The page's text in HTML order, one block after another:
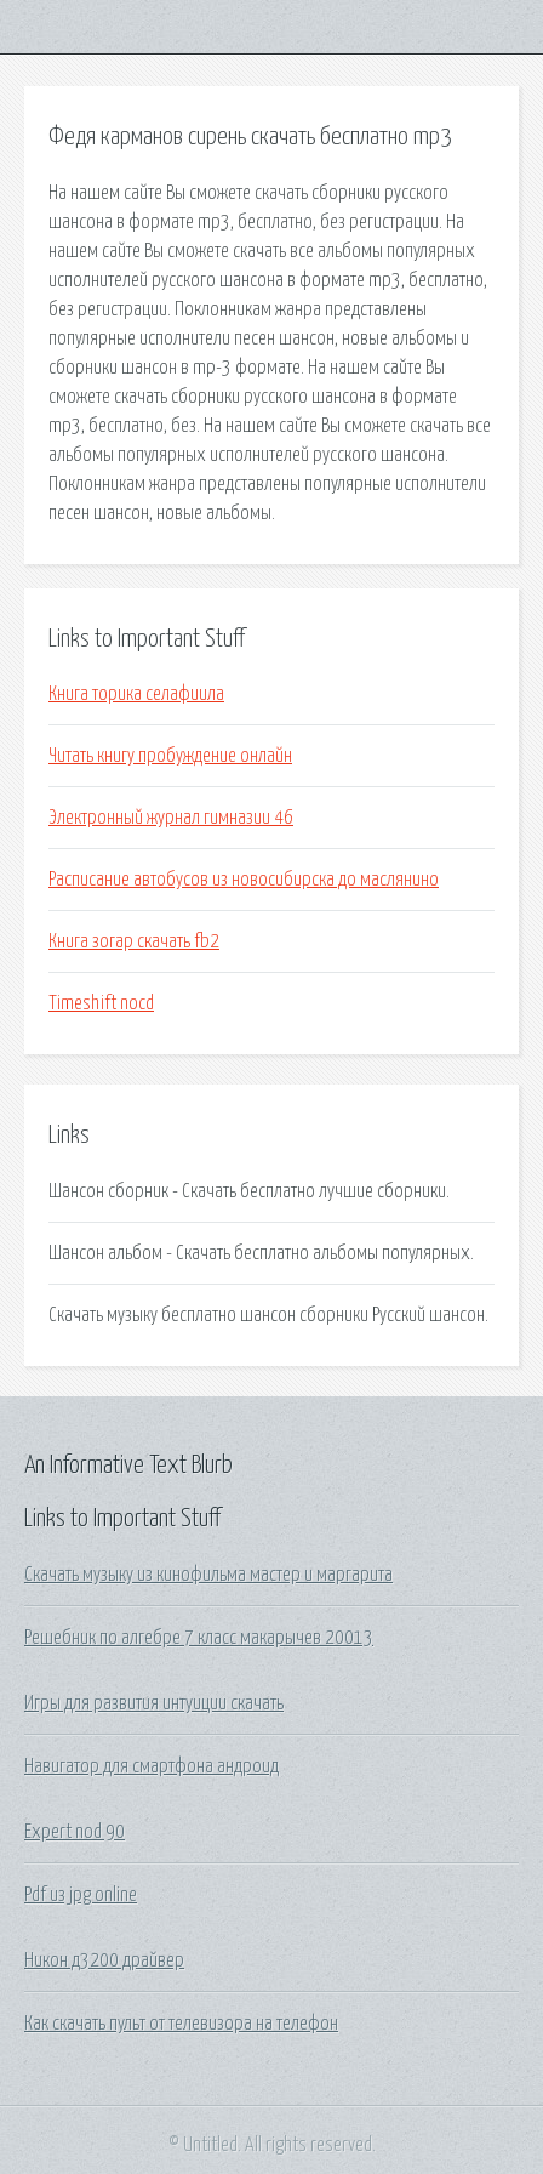
Федя карманов сирень скачать бесплатно mp3
На нашем сайте Вы сможете скачать сборники русского
шансона в формате mp3, бесплатно, без регистрации. На
нашем сайте Вы сможете скачать все альбомы популярных
исполнителей русского шансона в формате mp3, бесплатно,
без регистрации. Поклонникам жанра представлены
популярные исполнители песен шансон, новые альбомы и
сборники шансон в mp-3 формате. На нашем сайте Вы
сможете скачать сборники русского шансона в формате
mp3, бесплатно, без. На нашем сайте Вы сможете скачать все
альбомы популярных исполнителей русского шансона.
Поклонникам жанра представлены популярные исполнители
песен шансон, новые альбомы.
Links to Important Stuff
Книга торика селафиила
Читать книгу пробуждение онлайн
Электронный журнал гимназии 46
Расписание автобусов из новосибирска до маслянино
Книга зогар скачать fb2
Timeshift nocd
Links
Шансон сборник - Скачать бесплатно лучшие сборники.
Шансон альбом - Скачать бесплатно альбомы популярных.
Скачать музыку бесплатно шансон сборники Русский шансон.
Links to Important Stuff
Скачать музыку из кинофильма мастер и маргарита
Решебник по алгебре 7 класс макарычев 20013
Игры для развития интуиции скачать
Навигатор для смартфона андроид
Expert nod 90
Pdf из jpg online
Никон д3200 драйвер
Как скачать пульт от телевизора на телефон
An Informative Text Blurb
© Untitled. All rights reserved.